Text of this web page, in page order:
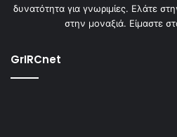
δυνατότητα για γνωριμίες. Ελάτε
στην μοναξιά. Είμαστε
GrIRCnet